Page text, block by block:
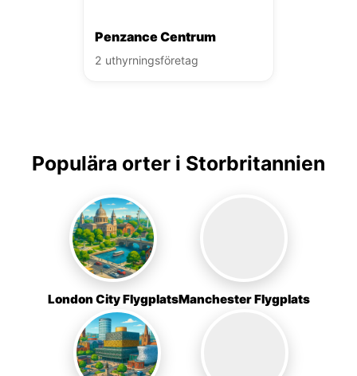
Penzance Centrum
2 uthyrningsföretag
Populära orter i Storbritannien
London City FlygplatsManchester Flygplats